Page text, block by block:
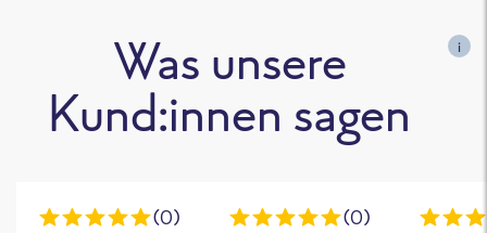
Was unsere
Kund:innen sagen
i
(0) (0)